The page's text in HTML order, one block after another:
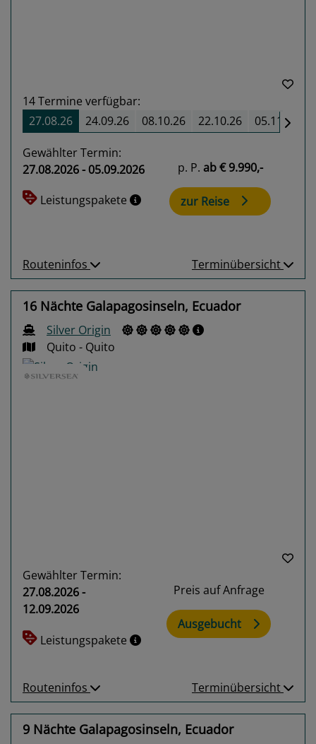
14Termine verfügbar:
27.08.26
24.09.26 08.10.26 22.10.26 05.11.26
Gewählter Termin:
27.08.2026 - 05.09.2026
Leistungspakete
p. P. ab€ 9.990,-
zur Reise
Routeninfos Terminübersicht
16 Nächte Galapagosinseln, Ecuador
Silver Origin
Quito - Quito
Gewählter Termin:
27.08.2026 -
12.09.2026
Leistungspakete
Preis auf Anfrage
Ausgebucht
Routeninfos Terminübersicht
9 Nächte Galapagosinseln, Ecuador